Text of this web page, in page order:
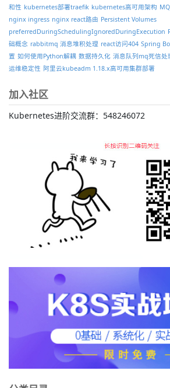
和性 kubernetes部署traefik kubernetes高可用架构
nginx ingress nginx react路由 Persistent Volumes
preferredDuringSchedulingIgnoredDuringExecution
础概念 rabbitmq 消息堆积处理 react访问404 Spring
置 如何使用Python解耦 数据持久化 消息队列mq死信处
运维稳定性 阿里云kubeadm 1.18.x高可用集群部署
加入社区
Kubernetes进阶交流群：548246072